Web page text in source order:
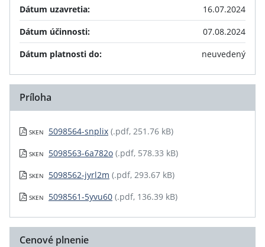
Dátum uzavretia:
16.07.2024
Dátum účinnosti:
07.08.2024
Dátum platnosti do:
neuvedený
Príloha
SKEN 5098564-snplix (.pdf, 251.76 kB)
SKEN 5098563-6a782o (.pdf, 578.33 kB)
SKEN 5098562-jyrl2m (.pdf, 293.67 kB)
SKEN 5098561-5yvu60 (.pdf, 136.39 kB)
Cenové plnenie